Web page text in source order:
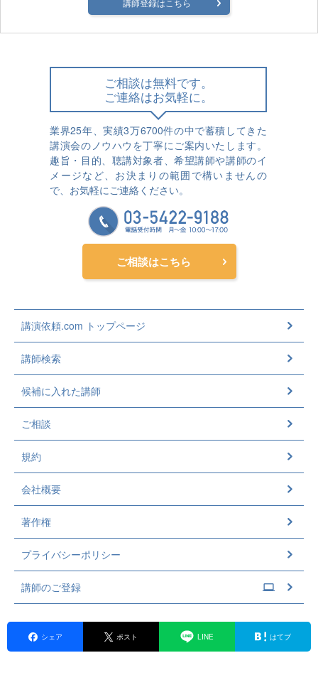
講師登録はこちら
ご相談は無料です。
ご連絡はお気軽に。
業界25年、実績3万6700件の中で蓄積してきた
講演会のノウハウを丁寧にご案内いたします。
趣旨・目的、聴講対象者、希望講師や講師のイ
メージなど、お決まりの範囲で構いませんの
で、お気軽にご連絡ください。
ご相談はこちら
講演依頼.com トップページ
講師検索
候補に入れた講師
ご相談
規約
会社概要
著作権
プライバシーポリシー
講師のご登録
シェア ポスト LINE はてブ